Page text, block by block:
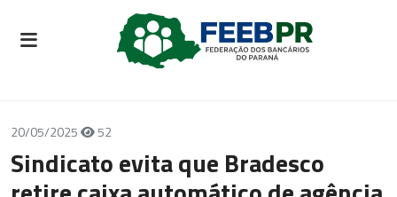
20/05/2025 52
Sindicato evita que Bradesco